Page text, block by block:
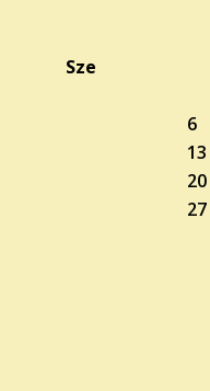
Sze
6
13
20
27